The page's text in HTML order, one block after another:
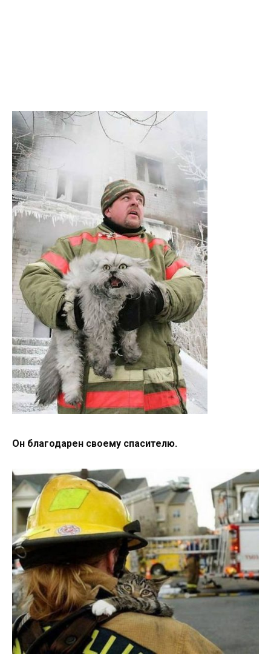
Он благодарен своему спасителю.